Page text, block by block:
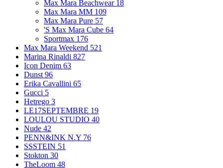
Max Mara Beachwear 18
Max Mara MM 109
Max Mara Pure 57
'S Max Mara Cube 64
Sportmax 176
Max Mara Weekend 521
Marina Rinaldi 827
Icon Denim 63
Dunst 96
Erika Cavallini 65
Gucci 5
Hetrego 3
LE17SEPTEMBRE 19
LOULOU STUDIO 40
Nude 42
PENN&INK N.Y 76
SSSTEIN 51
Stokton 30
TheLoom 48